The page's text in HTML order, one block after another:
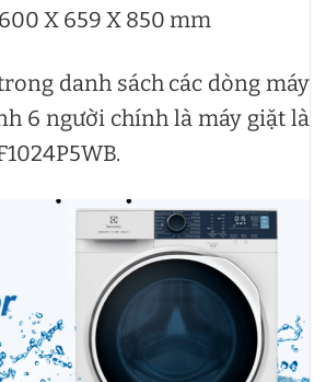
600 X 659 X 850 mm
danh sách các dòng máy
6 người chính là máy giặt là